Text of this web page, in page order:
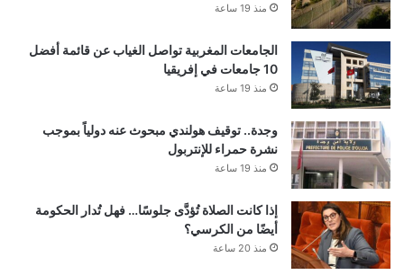
منذ 19 ساعة
الجامعات المغربية تواصل الغياب عن قائمة أفضل
10 جامعات في إفريقيا
منذ 19 ساعة
وجدة.. توقيف هولندي مبحوث عنه دولياً بموجب
نشرة حمراء للإنتربول
منذ 19 ساعة
إذا كانت الصلاة تُؤدَّى جلوسًا… فهل تُدار الحكومة
أيضًا من الكرسي؟
منذ 20 ساعة